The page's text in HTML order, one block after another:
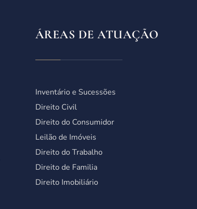
ÁREAS DE ATUAÇÃO
Inventário e Sucessões
Direito Civil
Direito do Consumidor
Leilão de Imóveis
Direito do Trabalho
Direito de Familia
Direito Imobiliário